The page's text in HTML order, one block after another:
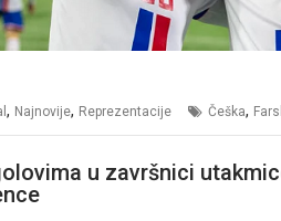
, Najnovije, Reprezentacije Češka,
u završnici